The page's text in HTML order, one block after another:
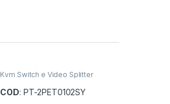
Kvm Switch e Video Splitter
COD: PT-2PET0102SY